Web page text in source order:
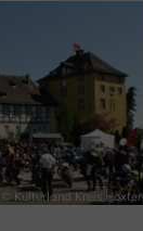
© Kulturland Kreis Höxter